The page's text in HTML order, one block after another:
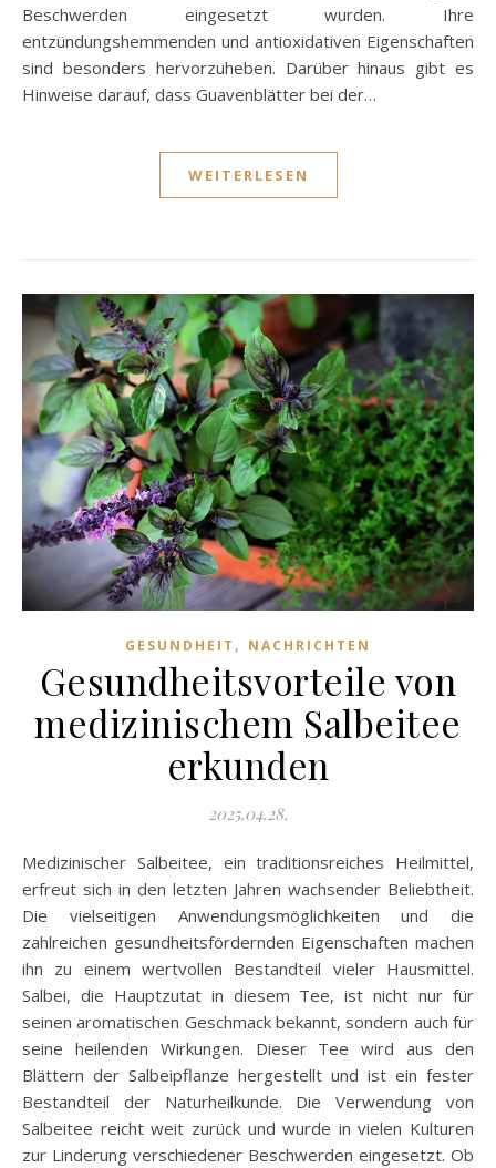
Beschwerden eingesetzt wurden. Ihre
entzündungshemmenden und antioxidativen Eigenschaften
sind besonders hervorzuheben. Darüber hinaus gibt es
Hinweise darauf, dass Guavenblätter bei der…
WEITERLESEN
GESUNDHEIT , NACHRICHTEN
Gesundheitsvorteile von
medizinischem Salbeitee
erkunden
2025.04.28.
Medizinischer Salbeitee, ein traditionsreiches Heilmittel,
erfreut sich in den letzten Jahren wachsender Beliebtheit.
Die vielseitigen Anwendungsmöglichkeiten und die
zahlreichen gesundheitsfördernden Eigenschaften machen
ihn zu einem wertvollen Bestandteil vieler Hausmittel.
Salbei, die Hauptzutat in diesem Tee, ist nicht nur für
seinen aromatischen Geschmack bekannt, sondern auch für
seine heilenden Wirkungen. Dieser Tee wird aus den
Blättern der Salbeipflanze hergestellt und ist ein fester
Bestandteil der Naturheilkunde. Die Verwendung von
Salbeitee reicht weit zurück und wurde in vielen Kulturen
zur Linderung verschiedener Beschwerden eingesetzt. Ob